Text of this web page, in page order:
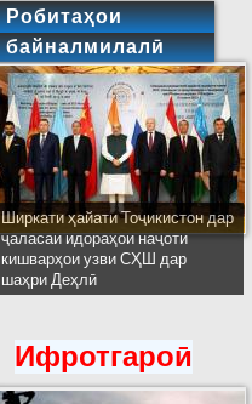
Робитаҳои
байналмилалӣ
Ширкати ҳайати Тоҷикистон дар
ҷаласаи идораҳои наҷоти
кишварҳои узви СҲШ дар
шаҳри Деҳлӣ
Ифротгароӣ